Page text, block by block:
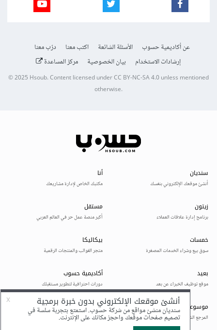
عن أكاديمية حسوب الأسئلة الشائعة اكتب معنا
درّب معنا
إرشادات الاستخدام
بيان الخصوصية مركز المساعدة
© 2025Hsoub.Content licensed underCC BY-NC-SA 4.0unless mentioned
otherwise.